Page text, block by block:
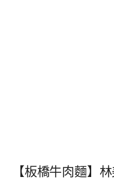
【板橋牛肉麵】